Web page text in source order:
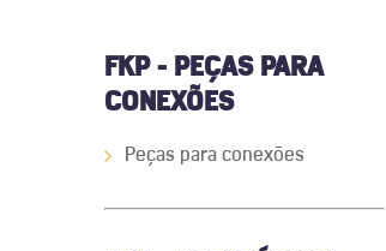
FKP - PEÇAS PARA
CONEXÕES
Peças para conexões